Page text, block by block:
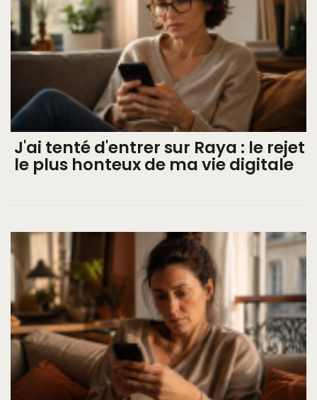
J'ai tenté d'entrer sur Raya : le rejet
le plus honteux de ma vie digitale